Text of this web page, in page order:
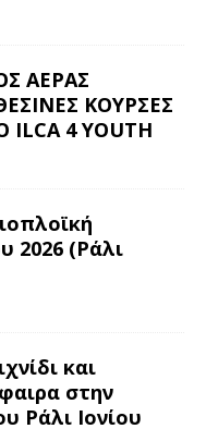
ΑΕΡΑΣ
ΚΟΥΡΣΕΣ
4 YOUTH
2026 (Ράλι
και
στην
Ράλι Ιονίου